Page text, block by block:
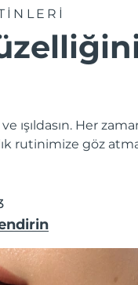
ışıldasın. Her
rutinimize göz